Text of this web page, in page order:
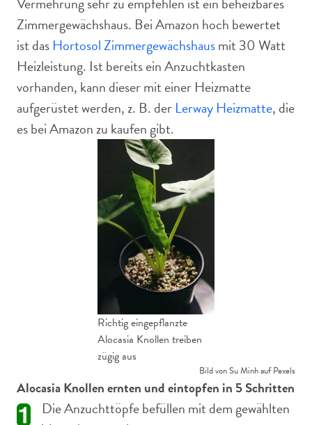
Zimmergewächshaus. Bei Amazon hoch bewertet
ist das Hortosol Zimmergewächshausmit 30 Watt
Heizleistung. Ist bereits ein Anzuchtkasten
vorhanden, kann dieser mit einer Heizmatte
aufgerüstet werden, z. B. der Lerway Heizmatte, die
es bei Amazon zu kaufen gibt.
Richtig eingepflanzte
Alocasia Knollen treiben
zügig aus
Bild von Su Minh auf Pexels
Alocasia Knollen ernten und eintopfen in 5 Schritten
Die Anzuchttöpfe befüllen mit dem gewählten